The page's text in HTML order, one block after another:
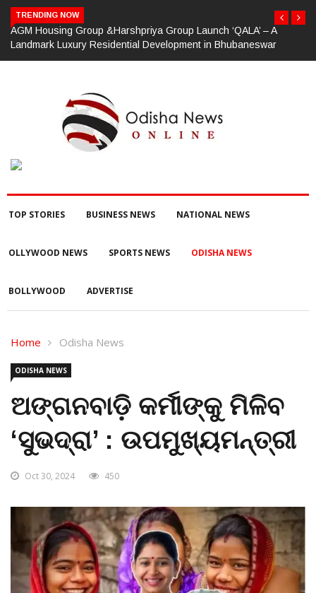
TRENDING NOW
JSW Steel Odisha Mines Division Pays Tribute to O.P. Jindal on
his 96th Birth Anniversary
TOP STORIES BUSINESS NEWS NATIONAL NEWS
OLLYWOOD NEWS SPORTS NEWS ODISHA NEWS
BOLLYWOOD ADVERTISE
Home Odisha News
ODISHA NEWS
ଅଙ୍ଗନବାଡ଼ି କର୍ମୀଙ୍କୁ ମିଳିବ
‘ସୁଭଦ୍ରା’ : ଉପମୁଖ୍ୟମନ୍ତ୍ରୀ
Oct 30, 2024 450